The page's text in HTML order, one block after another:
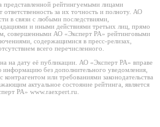
рейтингуемыми лицами
за их точность и полноту. АО
в связи с любыми последствиями,
и иными действиями третьих лиц, прямо
совершенными АО «Эксперт РА» рейтинговыми
содержащимися в пресс-релизах,
всего перечисленного.
на дату её публикации. АО «Эксперт РА» вправе
информацию без дополнительного уведомления,
или требованиями законодательства
актуальное состояние рейтинга, является
РА» www.raexpert.ru.